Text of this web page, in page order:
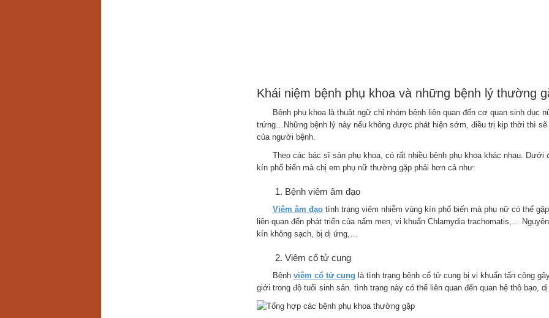
Khái niệm bệnh phụ khoa và những bệnh lý thường
Bệnh phụ khoa là thuật ngữ chỉ nhóm bệnh liên quan đến cơ quan sinh dục
trứng…Những bệnh lý này nếu không được phát hiện sớm, điều trị kịp thời thì
của người bệnh.
Theo các bác sĩ sản phụ khoa, có rất nhiều bệnh phụ khoa khác nhau. Dưới
kín phổ biến mà chị em phụ nữ thường gặp phải hơn cả như:
1. Bệnh viêm âm đạo
Viêm âm đạotình trạng viêm nhiễm vùng kín phổ biến mà phụ nữ có thể
liên quan đến phát triển của nấm men, vi khuẩn Chlamydia trachomatis,…
kín không sạch, bị dị ứng,…
2. Viêm cổ tử cung
Bệnh viêm cổ tử cung là tình trạng bệnh cổ tử cung bị vi khuẩn tấn công
giới trong độ tuổi sinh sản. tình trạng này có thể liên quan đến quan hệ thô bạo,